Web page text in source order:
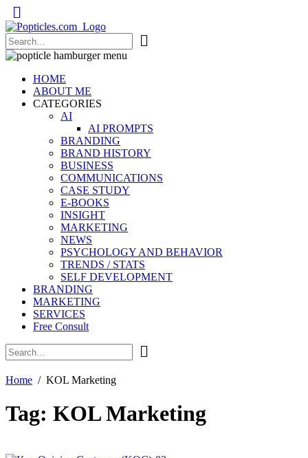
Popticles.com
HOME
ABOUT ME
CATEGORIES
AI
AI PROMPTS
BRANDING
BRAND HISTORY
BUSINESS
COMMUNICATIONS
CASE STUDY
E-BOOKS
INSIGHT
MARKETING
NEWS
PSYCHOLOGY AND BEHAVIOR
TRENDS / STATS
SELF DEVELOPMENT
BRANDING
MARKETING
SERVICES
Free Consult
Home KOL Marketing
Tag: KOL Marketing